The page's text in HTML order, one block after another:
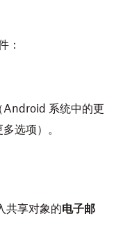
：
（Android 系统中的更
选项）。
共享对象的电子邮